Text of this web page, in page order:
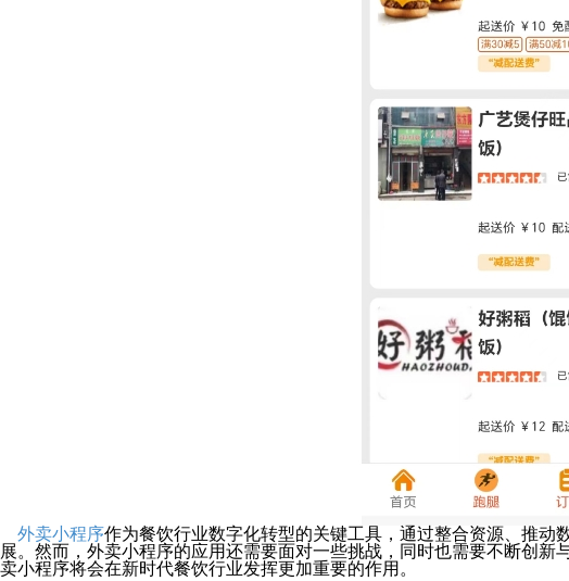
外卖小程序作为餐饮行业数字化转型的关键工具，通过整合资源、推
展。然而，外卖小程序的应用还需要面对一些挑战，同时也需要不断创
卖小程序将会在新时代餐饮行业发挥更加重要的作用。